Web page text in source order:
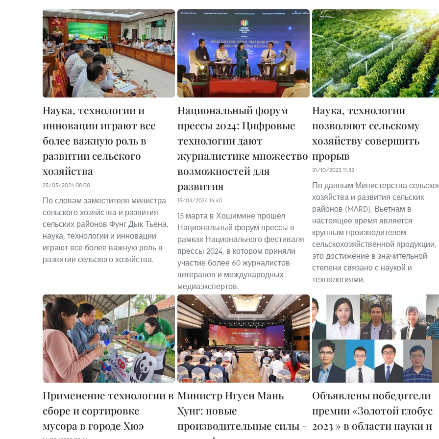
Наука, технологии и
инновации играют все
более важную роль в
развитии сельского
хозяйства
25/05/2024 08:00
По словам заместителя министра
сельского хозяйства и развития
сельских районов Фунг Дык Тьена,
наука, технологии и инновации
играют все более важную роль в
развитии сельского хозяйства.
Национальный форум
прессы 2024: Цифровые
технологии дают
журналистике множество
возможностей для
развития
15/03/2024 14:40
15 марта в Хошимине прошел
Национальный форум прессы в
рамках Национального фестиваля
прессы 2024, в котором приняли
участие более 60 журналистов-
ветеранов и международных
медиаэкспертов.
Наука, технологии
позволяют сельскому
хозяйству совершить
прорыв
31/10/2023 11:32
По данным Министерства
хозяйства и развития сельских
районов (MARD), Вьетнам в
настоящее время является
крупным производителем
сельскохозяйственной продукции,
это достижение в значительной
степени связано с наукой и
технологиями.
Применение технологии в
сборе и сортировке
мусора в городе Хюэ
Министр Нгуен Мань
Хунг: новые
производительные силы –
Объявлены победители
премии «Золотой глобус
2023 » в области науки и